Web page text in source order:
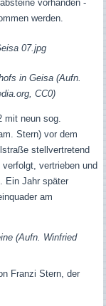
vorhanden -
werden.
in Geisa (Aufn.
CC0)
mit neun sog.
Stern) vor dem
stellvertretend
vertrieben und
Ein Jahr später
am
(Aufn. Winfried